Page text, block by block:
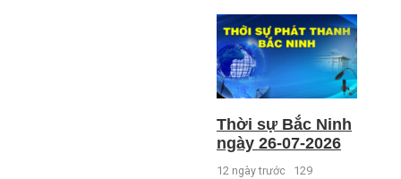
Thời sự Bắc Ninh
ngày 26-07-2026
12 ngày trước 129